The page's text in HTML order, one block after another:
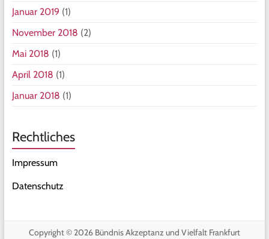
Januar 2019 (1)
November 2018 (2)
Mai 2018 (1)
April 2018 (1)
Januar 2018 (1)
Rechtliches
Impressum
Datenschutz
Copyright © 2026 Bündnis Akzeptanz und Vielfalt Frankfurt